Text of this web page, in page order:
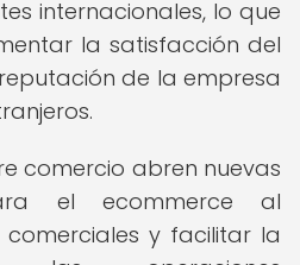
internacionales, lo que
la satisfacción del
de la empresa
comercio abren nuevas
el ecommerce al
y facilitar la